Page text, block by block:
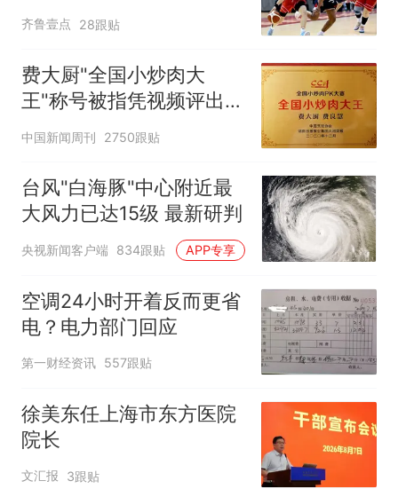
有望出战
齐鲁壹点 28跟贴
费大厨"全国小炒肉大
王"称号被指凭视频评出
官方回应
中国新闻周刊 2750跟贴
台风"白海豚"中心附近最
大风力已达15级 最新研判
央视新闻客户端 834跟贴 APP专享
空调24小时开着反而更省
电？电力部门回应
第一财经资讯 557跟贴
徐美东任上海市东方医院
院长
文汇报 3跟贴